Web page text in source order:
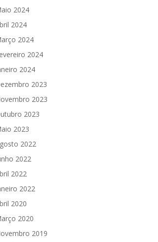
2024
2024
2024
2024
2024
2023
2023
2023
2023
2022
2022
2022
2022
2020
2020
2019